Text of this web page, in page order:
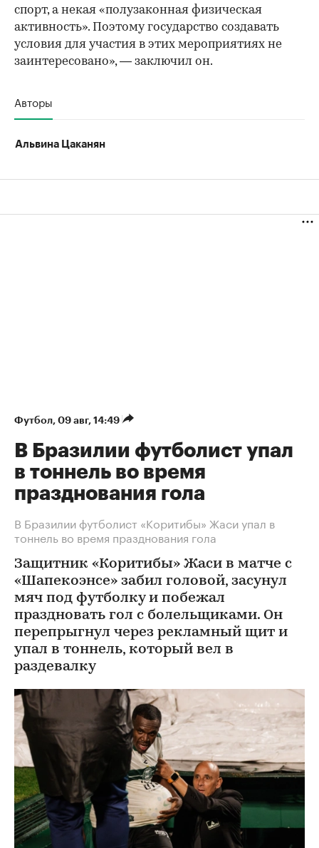
спорт, а некая «полузаконная физическая
активность». Поэтому государство создавать
условия для участия в этих мероприятиях не
заинтересовано», — заключил он.
Авторы
Альвина Цаканян
Футбол 09 авг, 14:49
В Бразилии футболист упал
в тоннель во время
празднования гола
В Бразилии футболист «Коритибы» Жаси упал в
тоннель во время празднования гола
Защитник «Коритибы» Жаси в матче с
«Шапекоэнсе» забил головой, засунул
мяч под футболку и побежал
праздновать гол с болельщиками. Он
перепрыгнул через рекламный щит и
упал в тоннель, который вел в
раздевалку